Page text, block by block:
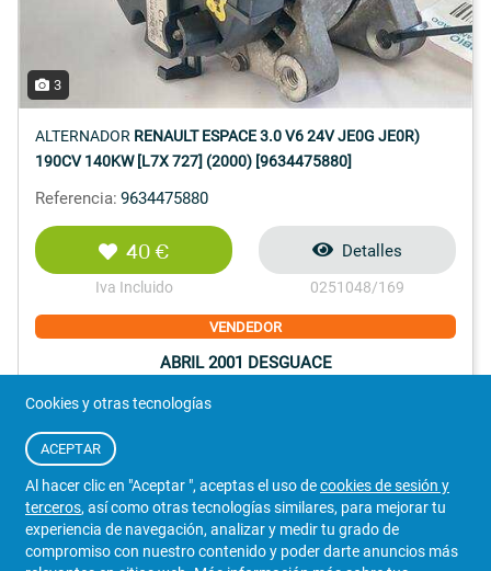
3
ALTERNADOR RENAULT ESPACE 3.0 V6 24V JE0G JE0R)
190CV 140KW [L7X 727] (2000) [9634475880]
Referencia: 9634475880
40 €
Iva Incluido
Detalles
0251048/169
VENDEDOR
ABRIL 2001 DESGUACE
987 212 126
WhatsApp
León
105
Cookies y otras tecnologías
ACEPTAR
Al hacer clic en "Aceptar ", aceptas el uso decookies de sesión y
terceros, así como otras tecnologías similares, para mejorar tu
experiencia de navegación, analizar y medir tu grado de
compromiso con nuestro contenido y poder darte anuncios más